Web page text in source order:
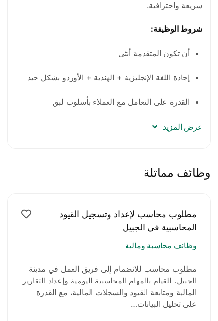
سريعة واحترافية.
شروط الوظيفة:
أن تكون المتقدمة أنثى
إجادة اللغة الإنجليزية + الهندية + الأوردو بشكل جيد
القدرة على التعامل مع العملاء بأسلوب لبق
الالتزام بمواعيد العمل
مهارات تواصل قوية
سرعة في التعلم واستخدام أنظمة الكاشير
جاهزية للعمل في منطقة الصجعة الصناعية – الشارقة
مميزات الوظيفة:
عرض المزيد
وظائف مماثلة
مطلوب محاسب لإعداد وتسجيل القيود
المحاسبية في الجبيل
وظائف محاسبة ومالية
مطلوب محاسب للانضمام إلى فريق العمل في مدينة
الجبيل، للقيام بالمهام المحاسبية اليومية وإعداد التقارير
المالية ومتابعة القيود والسجلات المالية، مع القدرة
على تحليل البيانات…